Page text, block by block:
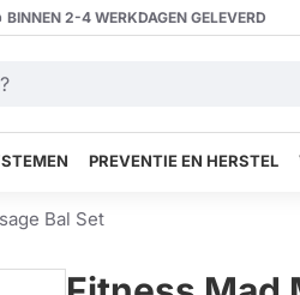
BINNEN 2-4 WERKDAGEN GELEVERD
PREVENTIE EN HERSTEL
Bal Set